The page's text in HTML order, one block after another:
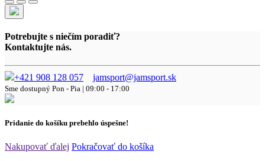
Potrebujte s niečím poradiť?
Kontaktujte nás.
+421 908 128 057 jamsport@jamsport.sk
Sme dostupný Pon - Pia | 09:00 - 17:00
Pridanie do košíku prebehlo úspešne!
Nakupovať ďalej Pokračovať do košíka